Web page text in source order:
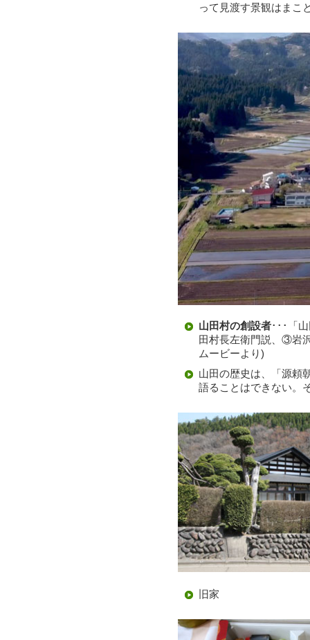
って見渡す景観はまこ
山田村の創設者･･･「
田村長左衛門説、③岩
ムービーより)
山田の歴史は、「源頼
語ることはできない。
旧家